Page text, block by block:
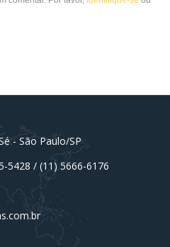
- São Paulo/SP
5428 / (11) 5666-6176